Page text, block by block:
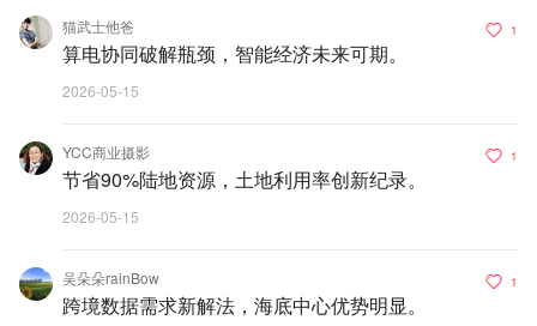
猫武士他爸
算电协同破解瓶颈，智能经济未来可期。
2026-05-15
1
YCC商业摄影
节省90%陆地资源，土地利用率创新纪录。
2026-05-15
1
吴朵朵rainBow
跨境数据需求新解法，海底中心优势明显。
1